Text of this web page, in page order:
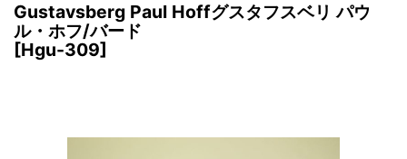
Gustavsberg Paul Hoffグスタフスベリ パウ
ル・ホフ/バード
[Hgu-309]